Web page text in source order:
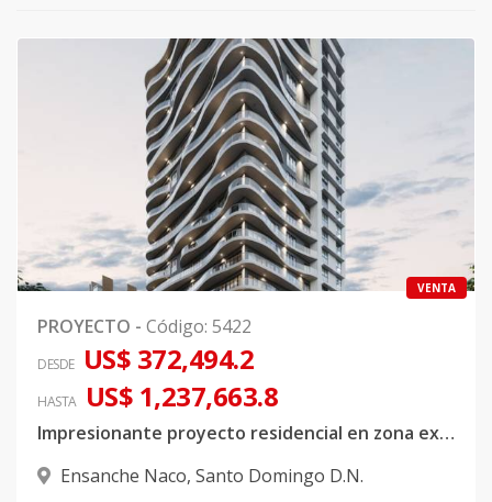
VENTA
PROYECTO - Código: 5422
DESDE US$ 372,494.2
HASTA US$ 1,237,663.8
Impresionante proyecto residencial en zona exclusiva de Naco
Ensanche Naco, Santo Domingo D.N.